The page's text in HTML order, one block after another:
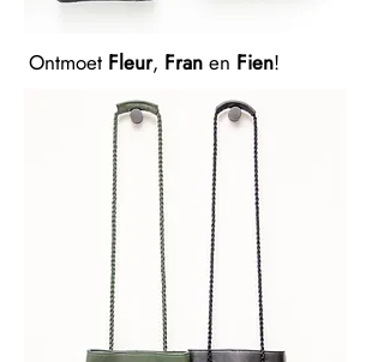
Ontmoet Fleur, Fran en Fien!